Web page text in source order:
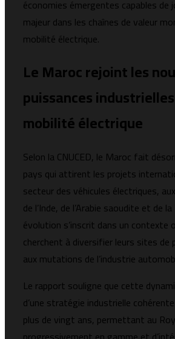
économies émergentes capables de
majeur dans les chaînes de valeur
mobilité électrique.
Le Maroc rejoint les
puissances
mobilité électrique
Selon la CNUCED, le Maroc fait
pays qui attirent les projets
secteur des véhicules électriques,
de l’Inde, de l’Arabie saoudite et de la
évolution s’inscrit dans un contexte
cherchent à diversifier leurs sites de
aux mutations de l’industrie
Le rapport souligne que cette
d’une stratégie industrielle
plus de vingt ans, permettant au